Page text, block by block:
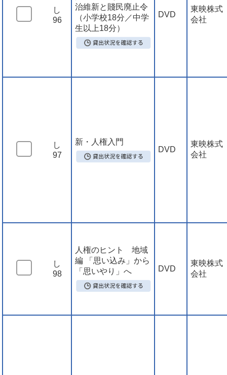
し
96
治維新と賤民廃止令
（小学校18分／中学
生以上18分）
DVD
東映株式
会社
し
97
新・人権入門
DVD
東映株式
会社
し
98
人権のヒント 地域
編 「思い込み」から
「思いやり」へ
DVD
東映株式
会社